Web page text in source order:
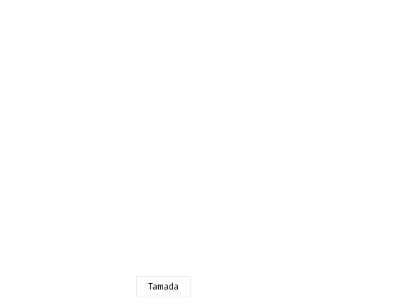
Tamada